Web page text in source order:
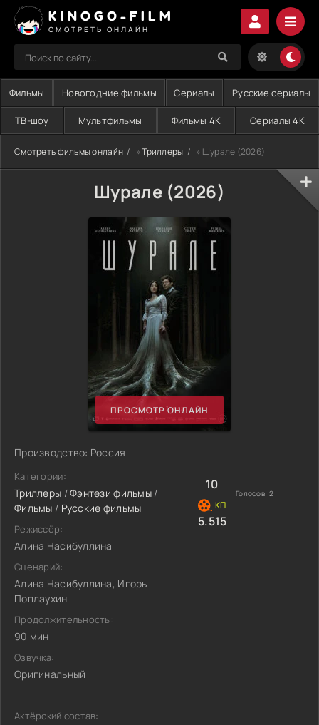
KINOGO-FILM
СМОТРЕТЬ ОНЛАЙН
Фильмы Новогодние фильмы Сериалы Русские сериалы
ТВ-шоу Мультфильмы Фильмы 4K Сериалы 4K
Смотреть фильмы онлайн »Триллеры » Шурале (2026)
Шурале (2026)
ПРОСМОТР ОНЛАЙН
Производство: Россия
Категории:
Триллеры /Фэнтези фильмы /
Фильмы / Русские фильмы
Режиссёр:
Алина Насибуллина
Сценарий:
Алина Насибуллина, Игорь
Поплаухин
Продолжительность:
90 мин
Озвучка:
Оригинальный
10
Голосов: 2
5.515
Актёрский состав: